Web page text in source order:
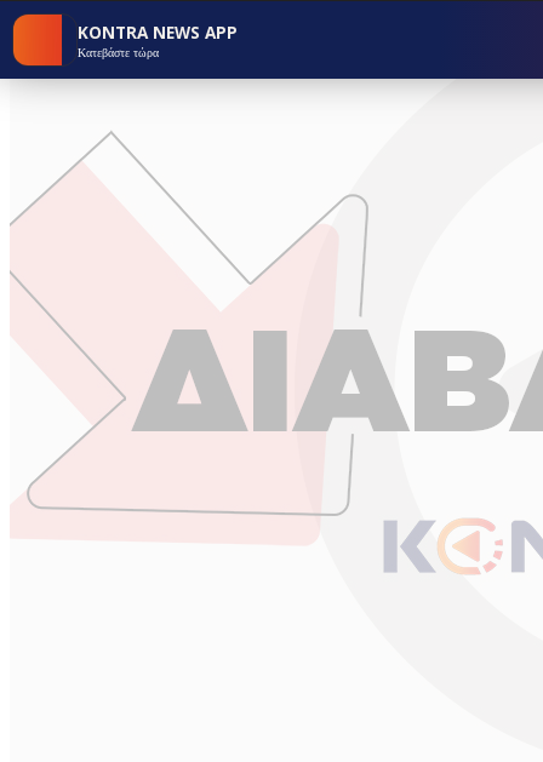
KONTRA NEWS APP
Κατεβάστε τώρα